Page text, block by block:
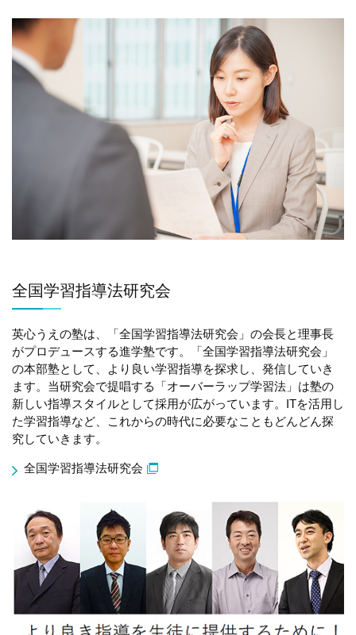
全国学習指導法研究会
英心うえの塾は、「全国学習指導法研究会」の会長と理事長
がプロデュースする進学塾です。「全国学習指導法研究会」
の本部塾として、より良い学習指導を探求し、発信していき
ます。当研究会で提唱する「オーバーラップ学習法」は塾の
新しい指導スタイルとして採用が広がっています。ITを活用し
た学習指導など、これからの時代に必要なこともどんどん探
究していきます。
全国学習指導法研究会